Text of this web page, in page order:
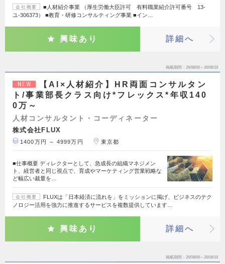
会社概要
■人材紹介事業 （厚生労働大臣許可 有料職業紹介許可番号 13-
ユ-306373） ■教育・研修コンサルティング事業 ■イン…
興味あり 詳細へ
掲載期間 26/08/06～26/08/19
NEW
【AI×人材紹介】HR両面コンサルタン
ト/事業部長クラス向け*フレックス*年収140
0万～
人材コンサルタント・コーディネーター
株式会社FLUX
1400万円 ～ 4999万円 東京都
■仕事概要 ディレクターとして、急成長の組織マネジメン
ト、経営者と同じ視点で、育成やマーケティング営業戦略な
ど幅広い裁量を…
会社概要
FLUXは「日本経済に流れを」をミッションに掲げ、ビジネスのテク
ノロジー活用を強力に推進するサービスを複数提供しています…
興味あり 詳細へ
掲載期間 26/08/06～26/08/19